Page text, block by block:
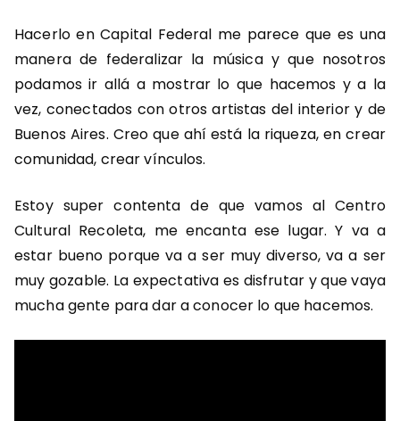
Hacerlo en Capital Federal me parece que es una
manera de federalizar la música y que nosotros
podamos ir allá a mostrar lo que hacemos y a la
vez, conectados con otros artistas del interior y de
Buenos Aires. Creo que ahí está la riqueza, en crear
comunidad, crear vínculos.
Estoy super contenta de que vamos al Centro
Cultural Recoleta, me encanta ese lugar. Y va a
estar bueno porque va a ser muy diverso, va a ser
muy gozable. La expectativa es disfrutar y que vaya
mucha gente para dar a conocer lo que hacemos.